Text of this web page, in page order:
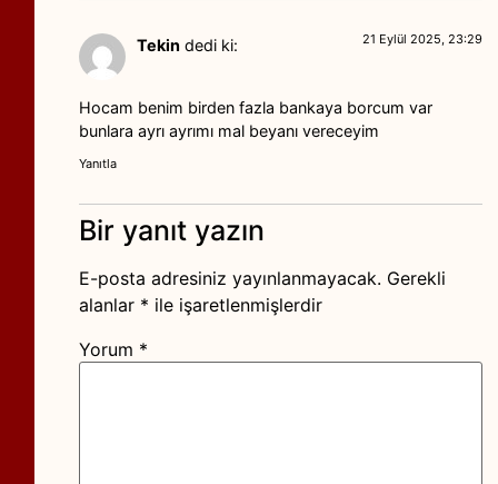
Tekin dedi ki: 21 Eylül 2025, 23:29
Hocam benim birden fazla bankaya borcum var
bunlara ayrı ayrımı mal beyanı vereceyim
Yanıtla
Bir yanıt yazın
E-posta adresiniz yayınlanmayacak. Gerekli
alanlar * ile işaretlenmişlerdir
Yorum *